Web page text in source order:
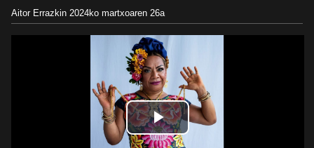
Aitor Errazkin 2024ko martxoaren 26a